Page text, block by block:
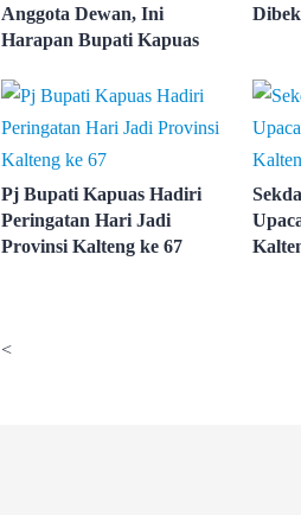
Anggota Dewan, Ini
Harapan Bupati Kapuas
Pj Bupati Kapuas Hadiri
Peringatan Hari Jadi
Provinsi Kalteng ke 67
<